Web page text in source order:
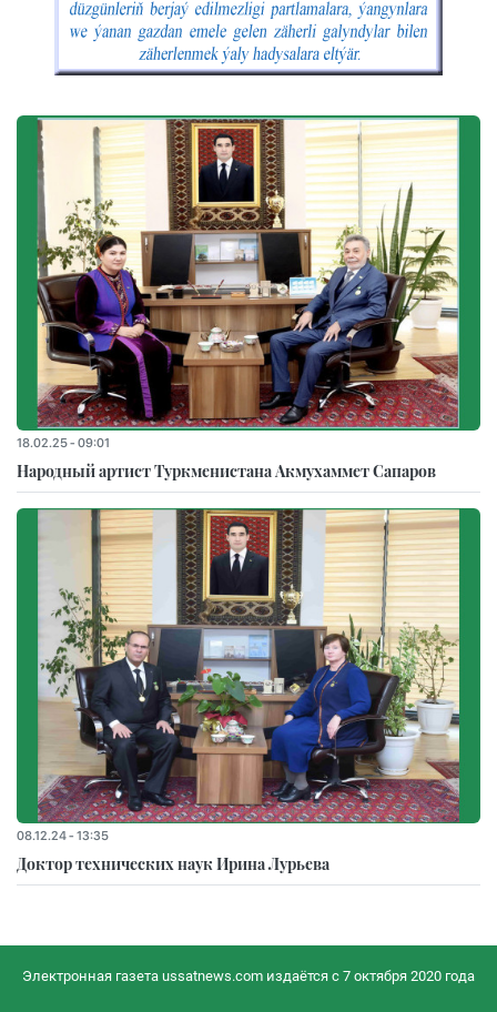
18.02.25 - 09:01
Народный артист Туркменистана Акмухаммет Сапаров
08.12.24 - 13:35
Доктор технических наук Ирина Лурьева
Электронная газета ussatnews.com издаётся с 7 октября 2020 года